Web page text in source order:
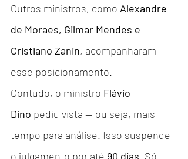
Outros ministros, como Alexandre
de Moraes, Gilmar Mendes e
Cristiano Zanin, acompanharam
esse posicionamento.
Contudo, o ministro Flávio
Dino pediu vista — ou seja, mais
tempo para análise. Isso suspende
o julgamento por até 90 dias . Só